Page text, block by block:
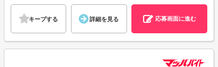
キープする 詳細を見る 応募画面に進む